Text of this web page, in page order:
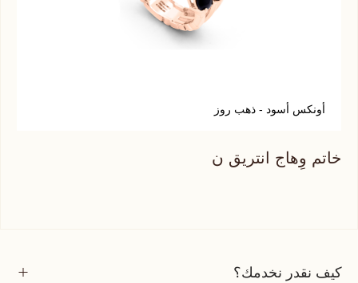
أونكس أسود - ذهب روز
خاتم وِهاج انتريق ن
كيف نقدر نخدمك؟